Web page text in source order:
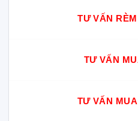
TƯ VẤN
TƯ VẤN
TƯ VẤN